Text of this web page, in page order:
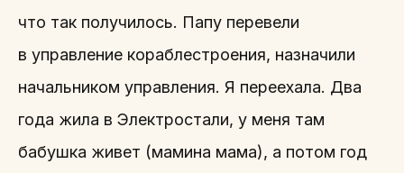
что так получилось. Папу перевели
в управление кораблестроения, назначили
начальником управления. Я переехала. Два
года жила в Электростали, у меня там
бабушка живет (мамина мама), а потом год